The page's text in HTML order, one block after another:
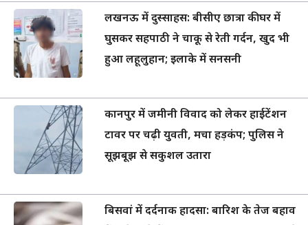
लखनऊ में दुस्साहस: बीसीए छात्रा की घर में
घुसकर सहपाठी ने चाकू से रेती गर्दन, खुद भी
हुआ लहूलुहान; इलाके में सनसनी
कानपुर में जमीनी विवाद को लेकर हाईटेंशन
टावर पर चढ़ी युवती, मचा हड़कंप; पुलिस ने
सूझबूझ से सकुशल उतारा
बिसवां में दर्दनाक हादसा: बारिश के तेज बहाव